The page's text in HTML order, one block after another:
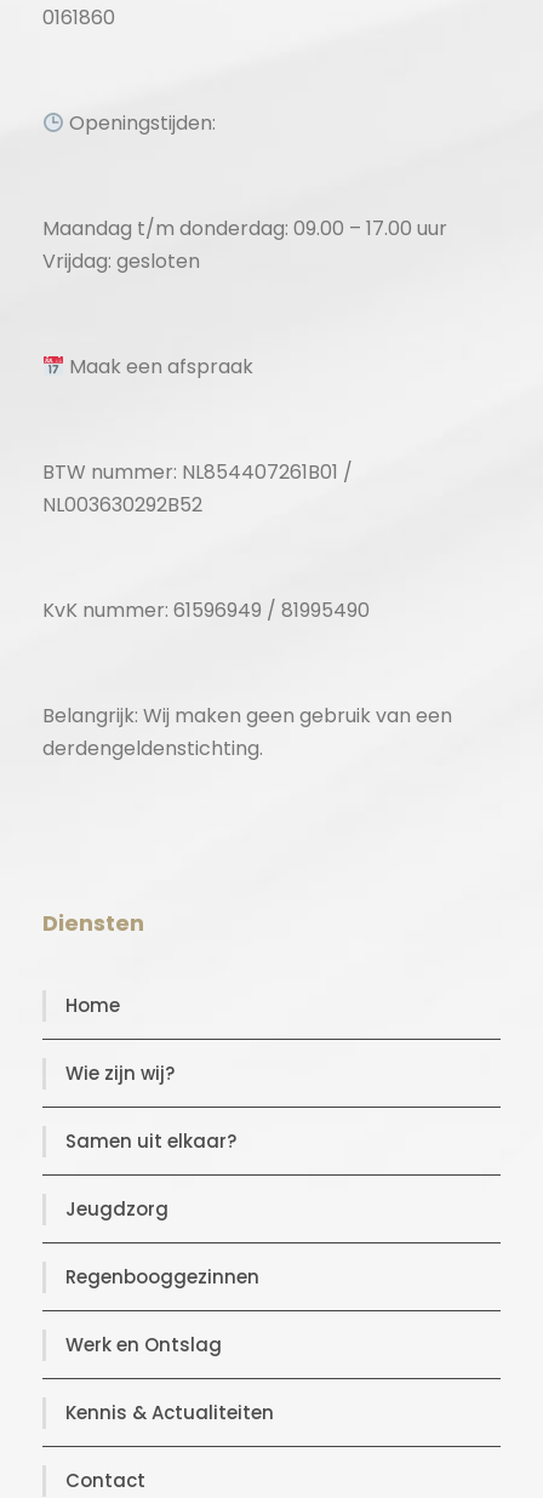
0161860
Openingstijden:
Maandag t/m donderdag: 09.00 – 17.00 uur
Vrijdag: gesloten
Maak een afspraak
BTW nummer: NL854407261B01 /
NL003630292B52
KvK nummer: 61596949 / 81995490
Belangrijk: Wij maken geen gebruik van een
derdengeldenstichting.
Diensten
Home
Wie zijn wij?
Samen uit elkaar?
Jeugdzorg
Regenbooggezinnen
Werk en Ontslag
Kennis & Actualiteiten
Contact